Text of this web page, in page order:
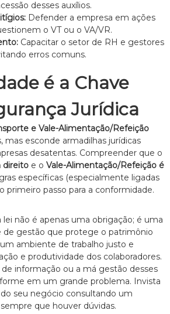
desses auxílios.
Defender a empresa em ações
o VT ou o VA/VR.
Capacitar o setor de RH e gestores
erros comuns.
é a Chave
Jurídica
e Vale-Alimentação/Refeição
mas esconde armadilhas jurídicas
desatentas. Compreender que o
direitoe o Vale-Alimentação/Refeição é
específicas (especialmente ligadas
primeiro passo para a conformidade.
não é apenas uma obrigação; é uma
gestão que protege o patrimônio
ambiente de trabalho justo e
e produtividade dos colaboradores.
informação ou a má gestão desses
em um grande problema. Invista
seu negócio consultando um
que houver dúvidas.